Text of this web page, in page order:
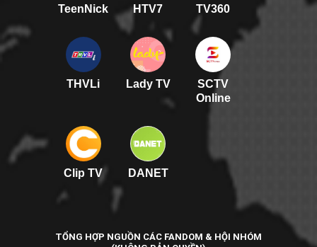
TeenNick HTV7 TV360
THVLi Lady TV
SCTV
Online
Clip TV DANET
TỔNG HỢP NGUỒN CÁC FANDOM & HỘI NHÓM